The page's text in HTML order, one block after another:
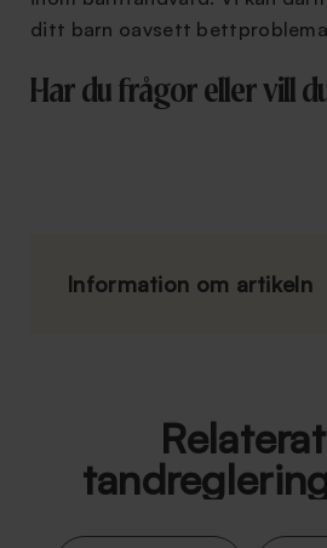
ditt barn oavsett
Har du frågor eller vill
Information om artikeln